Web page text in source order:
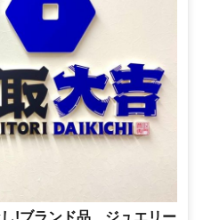
!ブランド品、ジュエリー